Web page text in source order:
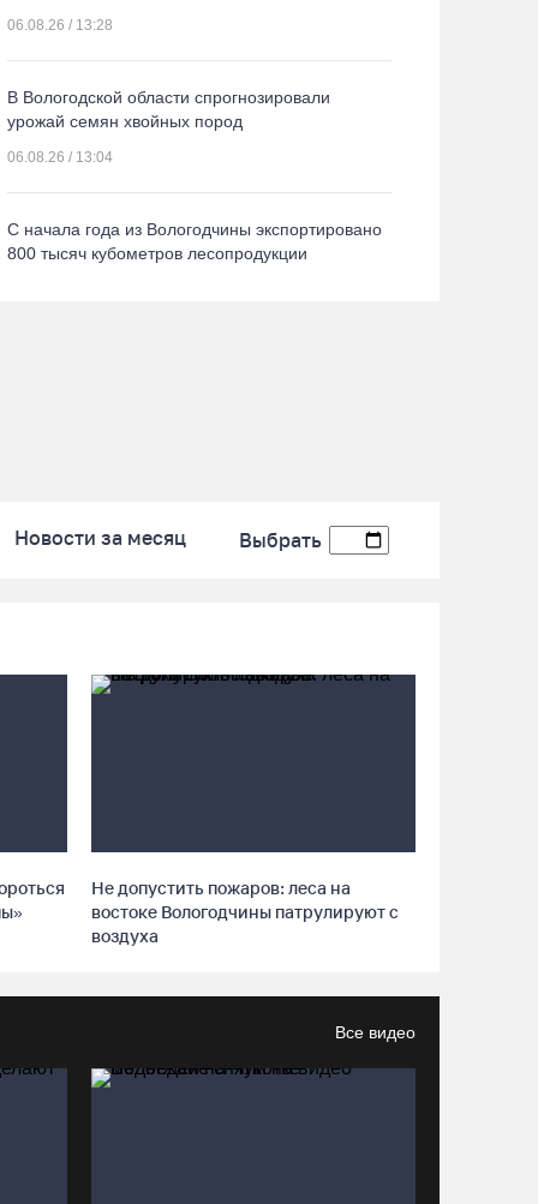
06.08.26 / 13:28
В Вологодской области спрогнозировали
урожай семян хвойных пород
06.08.26 / 13:04
С начала года из Вологодчины экспортировано
800 тысяч кубометров лесопродукции
06.08.26 / 11:43
В поселке Щепье Бабаевского округа открыли
отремонтированный мост
06.08.26 / 11:02
Новости за месяц Выбрать
Не допустить пожаров: леса на
востоке Вологодчины патрулируют с
воздуха
Все видео